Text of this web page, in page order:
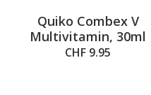
out of 5 starsQuiko Combex V
Multivitamin, 30ml
CHF 9.95